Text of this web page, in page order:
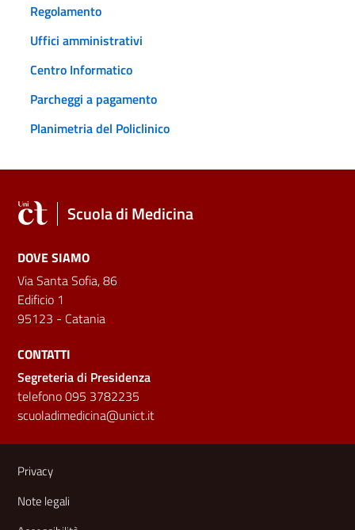
Regolamento
Uffici amministrativi
Centro Informatico
Parcheggi a pagamento
Planimetria del Policlinico
Scuola di Medicina
DOVE SIAMO
Via Santa Sofia, 86
Edificio 1
95123 - Catania
CONTATTI
Segreteria di Presidenza
telefono 095 3782235
scuoladimedicina@unict.it
Link e informazioni utili
Privacy
Note legali